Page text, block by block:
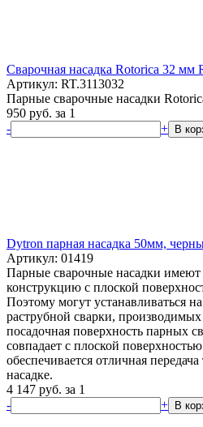
Сварочная насадка Rotorica 32 мм
Артикул: RT.3113032
Парные сварочные насадки
950 руб. за 1
-
+ В
Dytron парная насадка 50мм,
Артикул: 01419
Парные сварочные насадки
конструкцию с плоской
Поэтому могут устанавливаться
раструбной сварки,
посадочная поверхность парных
совпадает с плоской поверхностью
обеспечивается отличная
насадке.
4 147 руб. за 1
-
+ В